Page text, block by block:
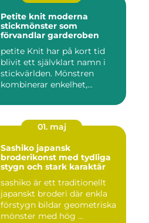
Petite knit moderna
stickmönster som
förvandlar garderoben
petite Knit har på kort tid
blivit ett självklart namn i
stickvärlden. Mönstren
kombinerar enkelhet,...
01. maj
Sashiko japansk
broderikonst med tydliga
stygn och stark karaktär
sashiko är ett traditionellt
japanskt broderi där enkla
förstygn bildar geometriska
mönster med hög ...